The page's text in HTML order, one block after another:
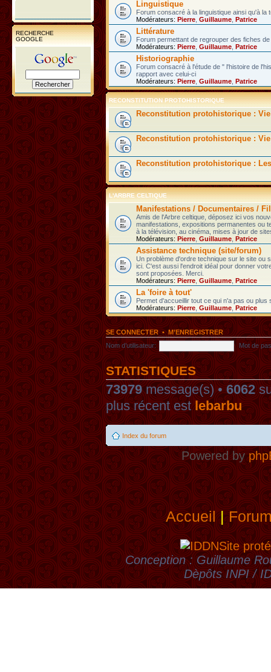
RECHERCHE
GOOGLE
Linguistique
Forum consacré à la linguistique ainsi qu'à la
Modérateurs: Pierre Guillaume Patrice
Littérature
Forum permettant de regrouper des fiches
Modérateurs: Pierre Guillaume Patrice
Historiographie
Forum consacré à l'étude de " l'histoire de
rapport avec celui-ci
Modérateurs: Pierre Guillaume Patrice
RECONSTITUTION PROTOHISTORIQUE
Reconstitution protohistorique :
Reconstitution protohistorique :
Reconstitution protohistorique :
L'ARBRE CELTIQUE
Manifestations / Documentaires /
Amis de l'Arbre celtique, déposez ici vos
manifestations, expositions permanentes ou
à la télévision, au cinéma, mises à jour de
Modérateurs: Pierre Guillaume Patrice
Assistance technique (site/forum)
Un problème d'ordre technique sur le site ou
ici. C'est aussi l'endroit idéal pour donner
sont proposées. Merci.
Modérateurs: Pierre Guillaume Patrice
La 'foire à tout'
Permet d'accueillir tout ce qui n'a pas ou
Modérateurs: Pierre Guillaume Patrice
SE CONNECTER•M’ENREGISTRER
Nom d’utilisateur:
Mot de
STATISTIQUES
73979message(s) •6062
plus récent estlebarbu
Index du forum
Powered by
Accueil|
Site
Conception : Guillaume
Dèpôts INPI /